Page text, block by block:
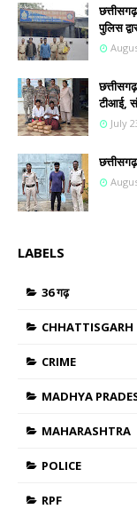
पुलिस
टीआई,
July
LABELS
36 गढ़
CHHATTISGARH
CRIME
MADHYA
MAHARASHTRA
POLICE
RPF